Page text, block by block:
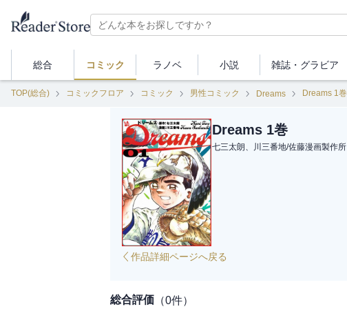
総合 コミック ラノベ 小説 雑誌・ グラビア
TOP(総合) コミックフロア コミック 男性コミック Dreams Dreams 1巻
Dreams 1巻
七三太朗、川三番地/佐藤漫画製作所
作品詳細ページへ戻る
総合評価 （0件）